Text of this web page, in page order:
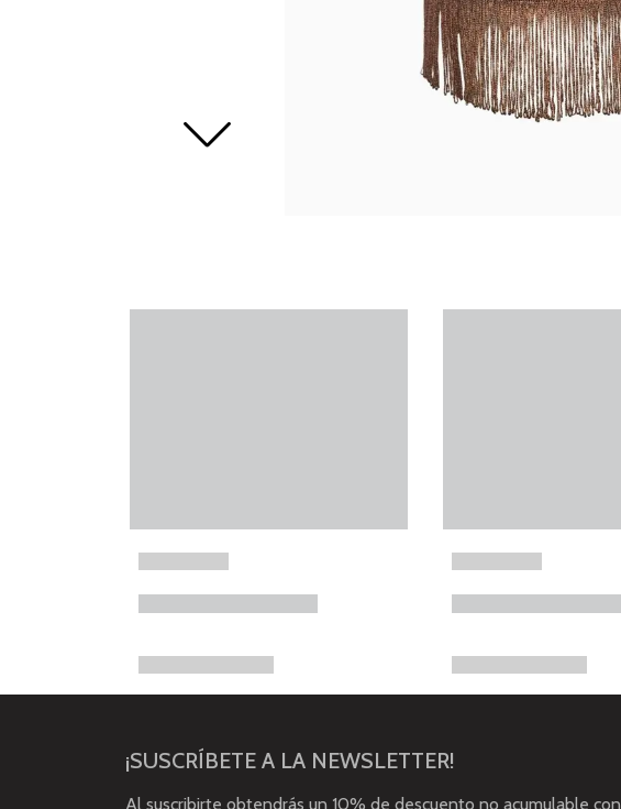
¡SUSCRÍBETE A LA NEWSLETTER!
Al suscribirte obtendrás un 10% de descuento no acumulable con